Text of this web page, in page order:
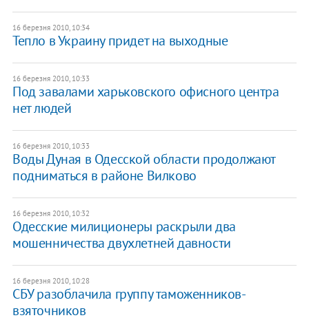
16 березня 2010, 10:34
Тепло в Украину придет на выходные
16 березня 2010, 10:33
Под завалами харьковского офисного центра
нет людей
16 березня 2010, 10:33
Воды Дуная в Одесской области продолжают
подниматься в районе Вилково
16 березня 2010, 10:32
Одесские милиционеры раскрыли два
мошенничества двухлетней давности
16 березня 2010, 10:28
СБУ разоблачила группу таможенников-
взяточников